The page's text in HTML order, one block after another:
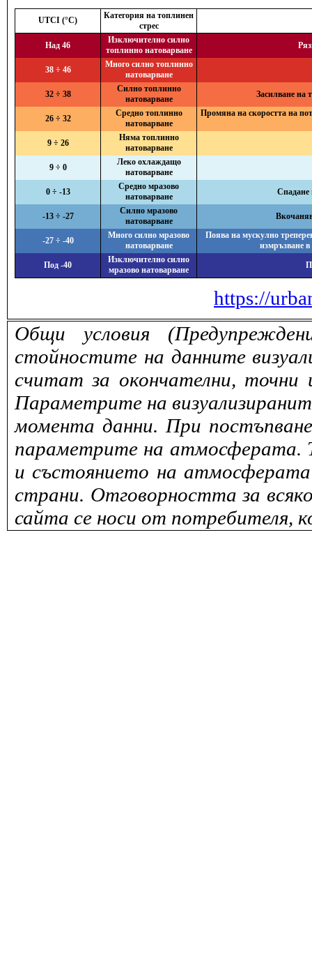
UTCI (°C)
Категория на топлинен
стрес
Над 46
Изключително силно
топлинно натоварване
38 ÷ 46
Много силно топлинно
натоварване
32 ÷ 38
Силно топлинно
натоварване
Засилване на
26 ÷ 32
Средно топлинно
натоварване
Промяна на скоростта на
9 ÷ 26
Няма топлинно
натоварване
9 ÷ 0
Леко охлаждащо
натоварване
0 ÷ -13
Средно мразово
натоварване
Спадане
-13 ÷ -27
Силно мразово
натоварване
-27 ÷ -40
Много силно мразово
натоварване
Поява на мускулно
измръзване
Под -40
Изключително силно
мразово натоварване
https://
Общи условия
стойностите на данните
считат за окончателни,
Параметрите на
момента данни. При
параметрите на атмосферата.
и състоянието на
страни. Отговорността за
сайта се носи от потребителя,